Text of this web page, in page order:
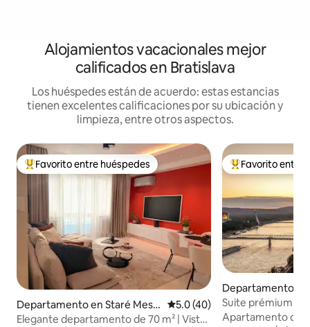
Alojamientos vacacionales mejor
calificados en Bratislava
Los huéspedes están de acuerdo: estas estancias
tienen excelentes calificaciones por su ubicación y
limpieza, entre otros aspectos.
De los mejores en Favorito entre huéspedes
Favorito entre huéspedes
Departamento en Staré Mest
o
Calificación promedio: 5.0 de
5.0 (40)
Elegante departamento de 70 m² | Vista
De los mejores
Favorito entre
Departamento en
Suite
Apartamento de